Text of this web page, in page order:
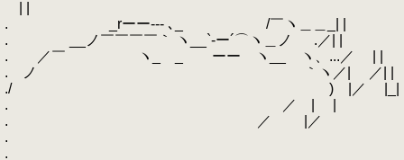
. _rーー‐‐- ､_ /￣ヽ＿＿_| |
. __ノ￣￣￣￣｀ ヽ__`-ー´⌒ヽ＿ノ .／| |
. ／￣ ヽ_ _ ーー ヽ__ ヽ、...／ | |
. ノ ｀ヽ／| ／| |
./ ) |／ |_|
. ／ | |
. ／ |／
.
.